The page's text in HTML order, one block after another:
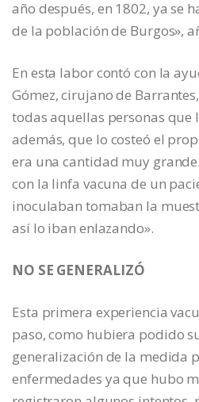
año después, en 1802, ya se
de la población de Burgos»,
En esta labor contó con la
Gómez, cirujano de
todas aquellas personas que
además, que lo costeó el
era una cantidad muy
con la linfa vacuna de un
inoculaban tomaban la
así lo iban enlazando».
NO SE GENERALIZÓ
Esta primera experiencia
paso, como hubiera podido
generalización de la medida
enfermedades ya que hubo